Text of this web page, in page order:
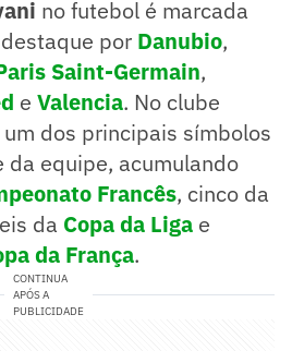
no futebol é marcada
por Danubio,
Saint-Germain,
e Valencia. No clube
dos principais símbolos
da equipe, acumulando
Francês, cinco da
da Copa da Liga e
da França.
CONTINUA
APÓS A
PUBLICIDADE